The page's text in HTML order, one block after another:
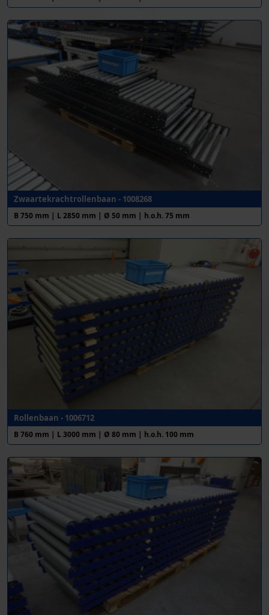
Zwaartekrachtrollenbaan - 1008268
B 750 mm | L 2850 mm | Ø 50 mm | h.o.h. 75 mm
Rollenbaan - 1006712
B 760 mm | L 3000 mm | Ø 80 mm | h.o.h. 100 mm